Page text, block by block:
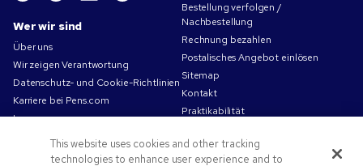
Wer wir sind
Über uns
Wir zeigen Verantwortung
Datenschutz- und Cookie-Richtlinien
Karriere bei Pens.com
Impressum
Nutzungsbedingungen
Verkaufsbedingungen
Bestellung verfolgen /
Nachbestellung
Rechnung bezahlen
Postalisches Angebot einlösen
Sitemap
Kontakt
Praktikabilität
This website uses cookies and other tracking
technologies to enhance user experience and to